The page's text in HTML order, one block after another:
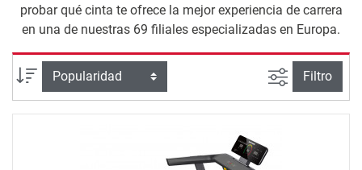
probar qué cinta te ofrece la mejor experiencia de carrera
en una de nuestras 69 filiales especializadas en Europa.
Ordenar por Busqueda
Filtro